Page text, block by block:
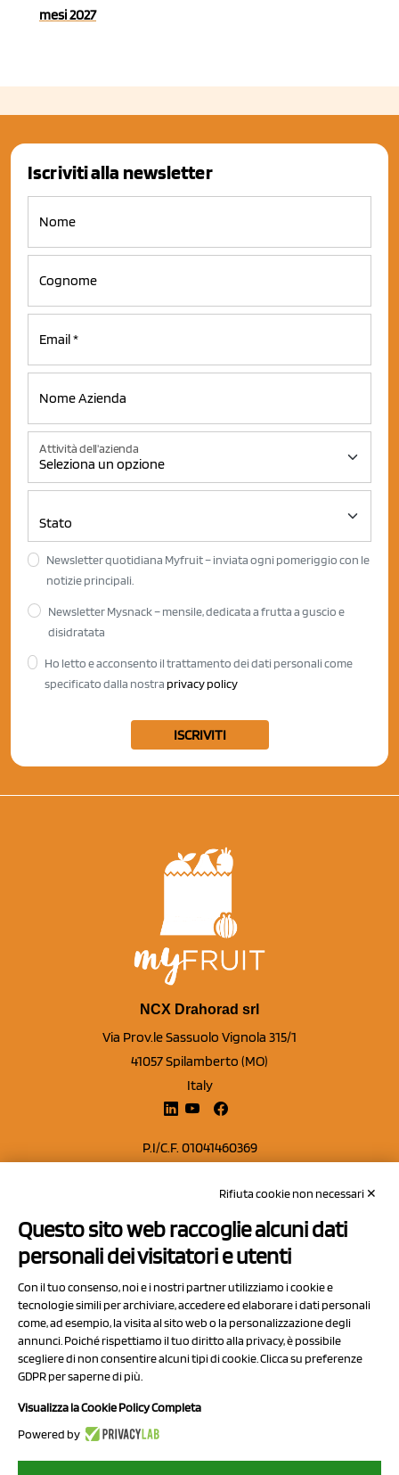
mesi 2027
Iscriviti alla newsletter
Attività dell'azienda
Newsletter quotidiana Myfruit – inviata ogni pomeriggio con le
notizie principali.
Newsletter Mysnack – mensile, dedicata a frutta a guscio e
disidratata
Ho letto e acconsento il trattamento dei dati personali come
specificato dalla nostra privacy policy
ISCRIVITI
NCX Drahorad srl
Via Prov.le Sassuolo Vignola 315/1
41057 Spilamberto (MO)
Italy
P.I/C.F. 01041460369
Capitale sociale Euro 50.000,00 i.v.
Contatti
Privacy Policy
Cookie Policy
Chi Siamo
2023 NCX Drahorad srl - All rights reserved
Rifiuta cookie non necessari ✕
Questo sito web raccoglie alcuni dati
personali dei visitatori e utenti
Con il tuo consenso, noi e i nostri partner utilizziamo i cookie e
tecnologie simili per archiviare, accedere ed elaborare i dati personali
come, ad esempio, la visita al sito web o la personalizzazione degli
annunci. Poiché rispettiamo il tuo diritto alla privacy, è possibile
scegliere di non consentire alcuni tipi di cookie. Clicca su preferenze
GDPR per saperne di più.
Visualizza la Cookie Policy Completa
Powered by